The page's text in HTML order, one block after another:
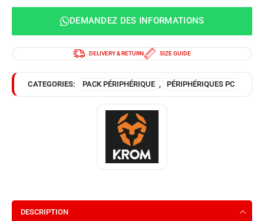
DEMANDEZ DES INFORMATIONS
DELIVERY & RETURN SIZE GUIDE
CATEGORIES: PACK PÉRIPHÉRIQUE PÉRIPHÉRIQUES PC
DESCRIPTION